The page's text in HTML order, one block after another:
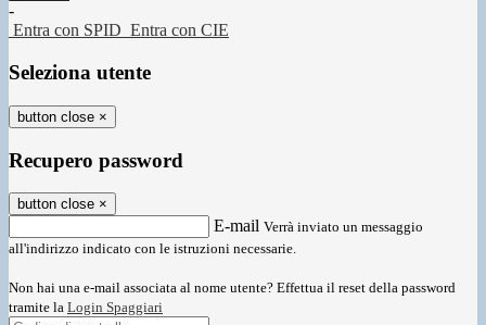
-
Entra con SPID Entra con CIE
Seleziona utente
button close ×
Recupero password
button close ×
E-mail Verrà inviato un messaggio
all'indirizzo indicato con le istruzioni necessarie.
Non hai una e-mail associata al nome utente? Effettua il reset della password
tramite la Login Spaggiari